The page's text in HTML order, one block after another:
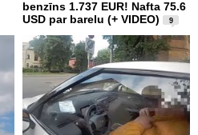
benzīns 1.737 EUR! Nafta 75.6
USD par barelu (+ VIDEO)
9